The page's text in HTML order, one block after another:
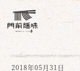
2018年05月31日